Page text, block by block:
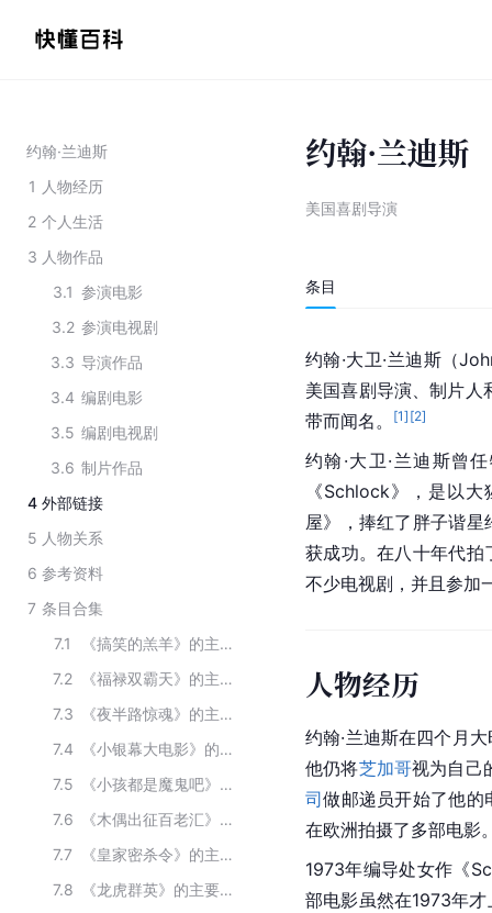
约翰·兰迪斯
1 人物经历
2 个人生活
3 人物作品
3.1 参演电影
3.2 参演电视剧
3.3 导演作品
3.4 编剧电影
3.5 编剧电视剧
3.6 制片作品
4 外部链接
5 人物关系
6 参考资料
7 条目合集
7.1
《搞笑的羔羊》的主要演员
7.2
《福禄双霸天》的主要演员
7.3
《夜半路惊魂》的主要演员
7.4
《小银幕大电影》的主要演员
7.5
《小孩都是魔鬼吧》的主要演员
7.6
《木偶出征百老汇》的主要演员
7.7
《皇家密杀令》的主要演员
7.8
《龙虎群英》的主要演员
约翰·兰迪斯
美国喜剧导演
条目
约翰·大卫·兰迪斯（
美国喜剧导演、制片人
带而闻名。
[1] [2]
约翰·大卫·兰迪斯曾
《Schlock》，是以大
屋》，捧红了胖子谐
获成功。在八十年代拍
不少电视剧，并且参加
人物经历
约翰·兰迪斯在四个月
他仍将芝加哥视为自己
司做邮递员开始了他的
在欧洲拍摄了多部电影
1973年编导处女作《
部电影虽然在1973年